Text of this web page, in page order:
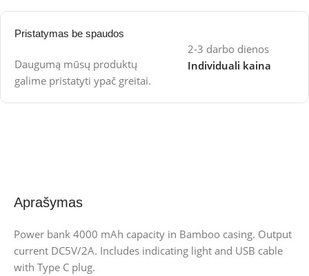
Pristatymas be spaudos
Daugumą mūsų produktų
galime pristatyti ypač greitai.
2-3 darbo dienos
Individuali kaina
Aprašymas
Power bank 4000 mAh capacity in Bamboo casing. Output
current DC5V/2A. Includes indicating light and USB cable
with Type C plug.